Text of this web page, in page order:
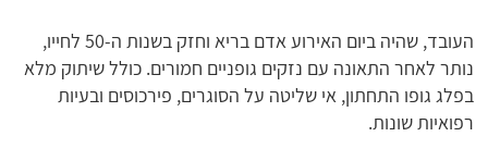
העובד, שהיה ביום האירוע אדם בריא וחזק בשנות ה-50 לחייו,
נותר לאחר התאונה עם נזקים גופניים חמורים. כולל שיתוק מלא
בפלג גופו התחתון, אי שליטה על הסוגרים, פירכוסים ובעיות
רפואיות שונות.